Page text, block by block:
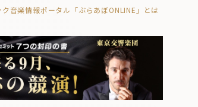
ク音楽情報ポータル「ぶらあぼONLINE」とは
ラス！
フォルテピアノ・オデッセイ